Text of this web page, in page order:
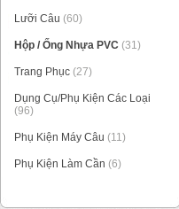
Lưỡi Câu (60)
Hộp / Ống Nhựa PVC (31)
Trang Phục (27)
Dụng Cụ/Phụ Kiện Các Loại
(96)
Phụ Kiện Máy Câu (11)
Phụ Kiện Làm Cần (6)